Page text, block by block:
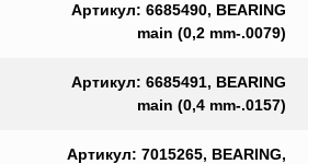
Артикул: 6685490, BEARING
main (0,2 mm-.0079)
Артикул: 6685491, BEARING
main (0,4 mm-.0157)
Артикул: 7015265, BEARING,